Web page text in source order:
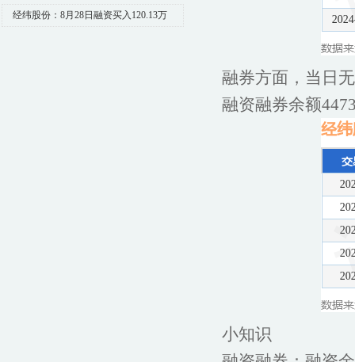
经纬股份：8月28日融资买入120.13万
融券方面，当日
融资融券余额
小知识